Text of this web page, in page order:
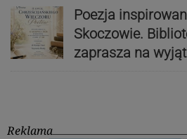
Poezja
Skoczowie.
zaprasza na
Reklama